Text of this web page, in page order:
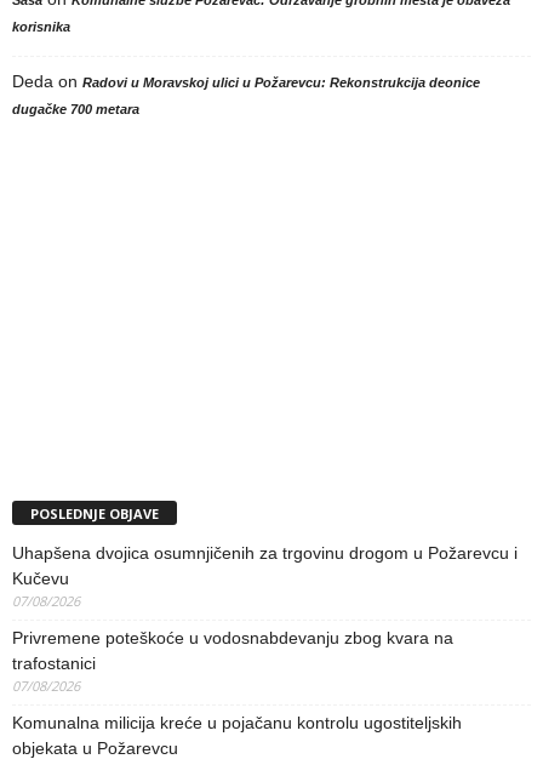
korisnika
Deda on Radovi u Moravskoj ulici u Požarevcu: Rekonstrukcija deonice
dugačke 700 metara
POSLEDNJE OBJAVE
Uhapšena dvojica osumnjičenih za trgovinu drogom u Požarevcu i
Kučevu
07/08/2026
Privremene poteškoće u vodosnabdevanju zbog kvara na
trafostanici
07/08/2026
Komunalna milicija kreće u pojačanu kontrolu ugostiteljskih
objekata u Požarevcu